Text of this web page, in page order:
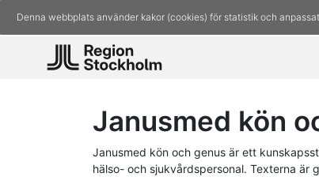
Denna webbplats använder kakor (cookies) för statistik och
Janusmed kön
Janusmed kön och genus är ett
hälso- och sjukvårdspersonal. Texterna är